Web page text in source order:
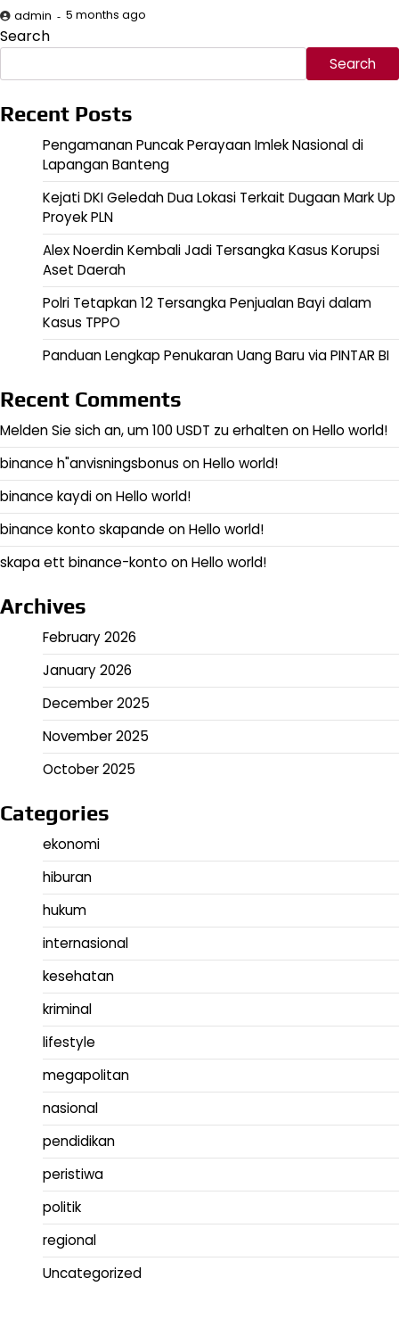
admin 5 months ago
Search
Search
Recent Posts
Pengamanan Puncak Perayaan Imlek Nasional di
Lapangan Banteng
Kejati DKI Geledah Dua Lokasi Terkait Dugaan Mark Up
Proyek PLN
Alex Noerdin Kembali Jadi Tersangka Kasus Korupsi
Aset Daerah
Polri Tetapkan 12 Tersangka Penjualan Bayi dalam
Kasus TPPO
Panduan Lengkap Penukaran Uang Baru via PINTAR BI
Recent Comments
Melden Sie sich an, um 100 USDT zu erhaltenonHello world!
binance h"anvisningsbonus onHello world!
binance kaydionHello world!
binance konto skapande onHello world!
skapa ett binance-konto onHello world!
Archives
February 2026
January 2026
December 2025
November 2025
October 2025
Categories
ekonomi
hiburan
hukum
internasional
kesehatan
kriminal
lifestyle
megapolitan
nasional
pendidikan
peristiwa
politik
regional
Uncategorized